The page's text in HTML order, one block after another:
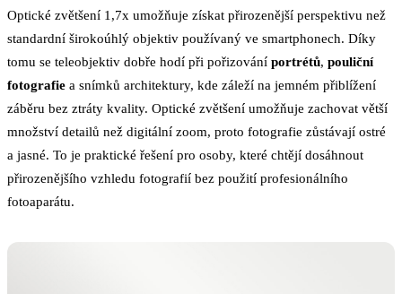
Optické zvětšení 1,7x umožňuje získat přirozenější perspektivu než
standardní širokoúhlý objektiv používaný ve smartphonech. Díky
tomu se teleobjektiv dobře hodí při pořizování portrétů, pouliční
fotografie a snímků architektury, kde záleží na jemném přiblížení
záběru bez ztráty kvality. Optické zvětšení umožňuje zachovat větší
množství detailů než digitální zoom, proto fotografie zůstávají ostré
a jasné. To je praktické řešení pro osoby, které chtějí dosáhnout
přirozenějšího vzhledu fotografií bez použití profesionálního
fotoaparátu.